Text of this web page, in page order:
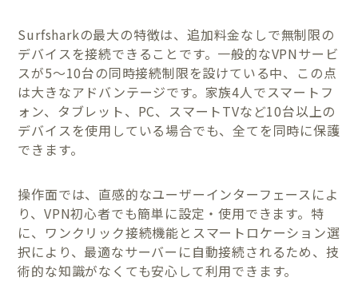
Surfsharkの最大の特徴は、追加料金なしで無制限の
デバイスを接続できることです。一般的なVPNサービ
スが5〜10台の同時接続制限を設けている中、この点
は大きなアドバンテージです。家族4人でスマートフ
ォン、タブレット、PC、スマートTVなど10台以上の
デバイスを使用している場合でも、全てを同時に保護
できます。
操作面では、直感的なユーザーインターフェースによ
り、VPN初心者でも簡単に設定・使用できます。特
に、ワンクリック接続機能とスマートロケーション選
択により、最適なサーバーに自動接続されるため、技
術的な知識がなくても安心して利用できます。